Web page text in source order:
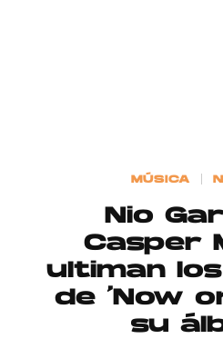
Contacto
Aviso
MÚSICA
Nio
Casper
ultiman
de ‘Now
su